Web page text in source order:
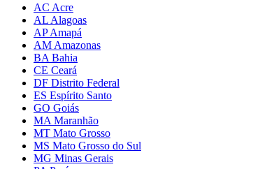
AC Acre
AL Alagoas
AP Amapá
AM Amazonas
BA Bahia
CE Ceará
DF Distrito Federal
ES Espírito Santo
GO Goiás
MA Maranhão
MT Mato Grosso
MS Mato Grosso do Sul
MG Minas Gerais